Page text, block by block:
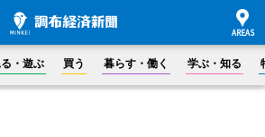
る・遊ぶ 買う 暮らす・働く 学ぶ・知る